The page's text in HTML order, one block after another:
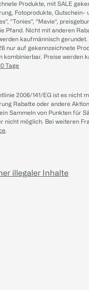
Produkte, mit SALE
Fotoprodukte, Gutschein-
“Tonies“, “Mavie“,
Pfand. Nicht mit anderen
kaufmännisch gerundet.
nur auf gekennzeichnete
kombinierbar. Preise werden
Tage
2006/141/EG ist es nicht
Rabatte oder andere
Sammeln von Punkten für
nicht möglich. Bei weiteren
.
illegaler Inhalte